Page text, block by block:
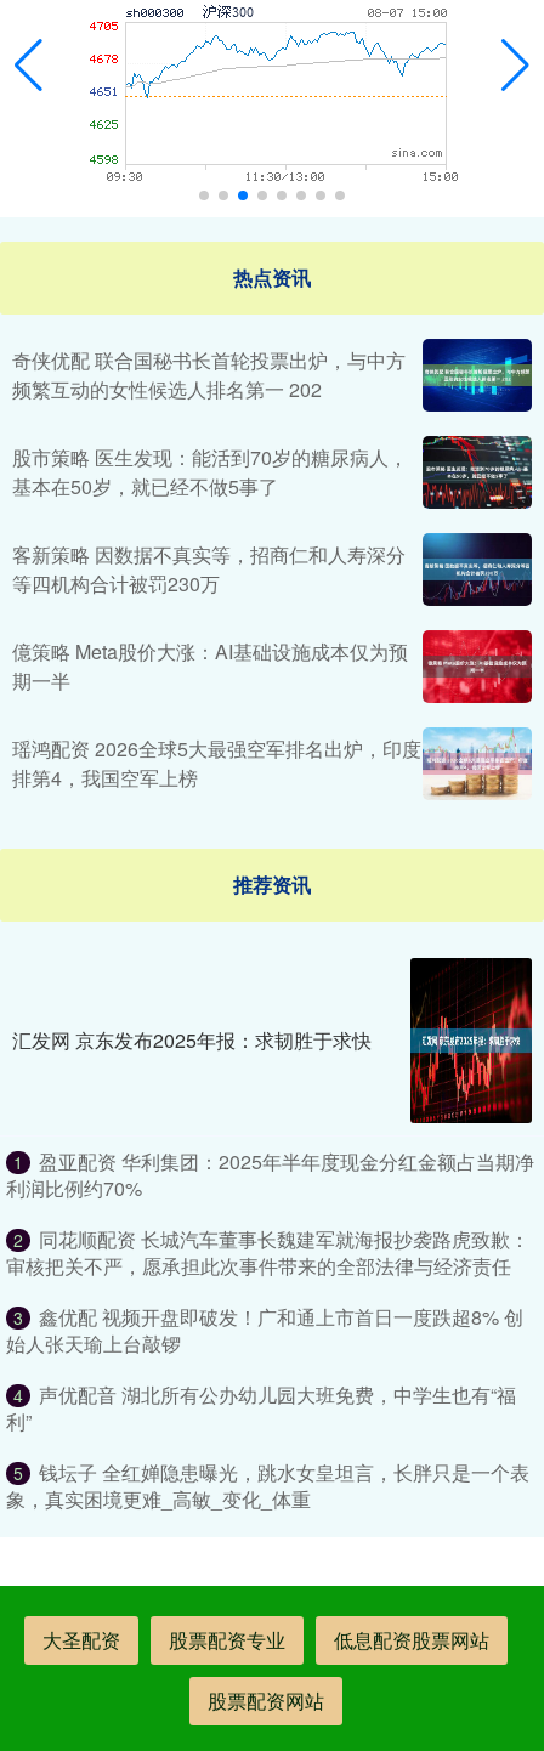
热点资讯
奇侠优配 联合国秘书长首轮投票出炉，与中方
频繁互动的女性候选人排名第一 202
股市策略 医生发现：能活到70岁的糖尿病人，
基本在50岁，就已经不做5事了
客新策略 因数据不真实等，招商仁和人寿深分
等四机构合计被罚230万
億策略 Meta股价大涨：AI基础设施成本仅为预
期一半
瑶鸿配资 2026全球5大最强空军排名出炉，印度
排第4，我国空军上榜
推荐资讯
汇发网 京东发布2025年报：求韧胜于求快
1
盈亚配资 华利集团：2025年半年度现金分红金额占当期净
利润比例约70%
2
同花顺配资 长城汽车董事长魏建军就海报抄袭路虎致歉：
审核把关不严，愿承担此次事件带来的全部法律与经济责任
3
鑫优配 视频开盘即破发！广和通上市首日一度跌超8% 创
始人张天瑜上台敲锣
4
声优配音 湖北所有公办幼儿园大班免费，中学生也有“福
利”
5
钱坛子 全红婵隐患曝光，跳水女皇坦言，长胖只是一个表
象，真实困境更难_高敏_变化_体重
大圣配资 股票配资专业 低息配资股票网站
股票配资网站